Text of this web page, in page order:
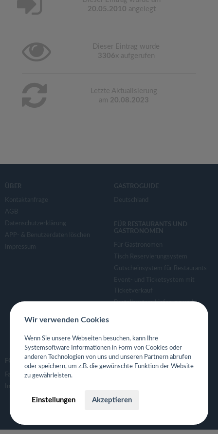
20.05.2010 angelegt
Dieser Eintrag wurde
3306x aufgerufen
Letzte Aktualisierung
am 20.08.2023
ÜBER
Kontaktanfrage
AGB
Datenschutzerklärung
APP- & Benutzerdaten löschen
Impressum
GASTROGUIDE
Deutschland
FÜR RESTAURANTS UND
GASTRONOMEN
Für Gastronomen
Tisch Reservierungsystem
Gutscheinsystem für Restaurants
Event- und Ticketsystem mit
Ticketverkauf
Bestellsystem Lieferung und
Eigene App für Restaurant
FOLGE UNS
Facebook
Instagram
Wir verwenden Cookies
Wenn Sie unsere Webseiten besuchen, kann Ihre
Systemsoftware Informationen in Form von Cookies oder
anderen Technologien von uns und unseren Partnern abrufen
oder speichern, um z.B. die gewünschte Funktion der Website
zu gewährleisten.
Einstellungen Akzeptieren